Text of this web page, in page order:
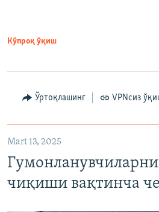
Кўпроқ ўқиш
Ўртоқлашинг VPNсиз
Mart 13, 2025
чиқиши вақтинча